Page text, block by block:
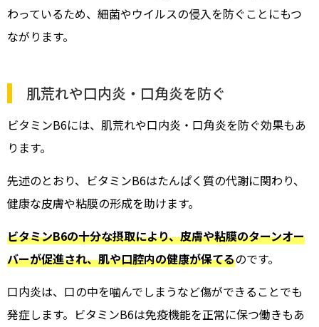
わっているため、細菌やウイルスの侵入を防ぐことにもつ
ながります。
肌荒れや口内炎・口角炎を防ぐ
ビタミンB6には、肌荒れや口内炎・口角炎を防ぐ効果もあ
ります。
先述のとおり、ビタミンB6はたんぱく質の代謝に関わり、
健康な皮膚や粘膜の形成を助けます。
ビタミンB6の十分な摂取により、皮膚や粘膜のターンオー
バーが促進され、肌や口腔内の健康が保てるのです。
口内炎は、口の中を噛んでしまうなど傷ができることでも
発症します。ビタミンB6は免疫機能を正常に保つ働きもあ